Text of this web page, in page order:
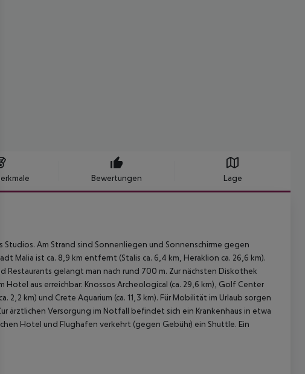
Bewertungen Lage
Am Strand sind Sonnenliegen und Sonnenschirme gegen
Malia ist ca. 8,9 km entfernt (Stalis ca. 6,4 km, Heraklion ca. 26,6 km).
Restaurants gelangt man nach rund 700 m. Zur nächsten Diskothek
aus erreichbar: Knossos Archeological (ca. 29,6 km), Golf Center
2,2 km) und Crete Aquarium (ca. 11,3 km). Für Mobilität im Urlaub sorgen
ärztlichen Versorgung im Notfall befindet sich ein Krankenhaus in etwa
Hotel und Flughafen verkehrt (gegen Gebühr) ein Shuttle. Ein